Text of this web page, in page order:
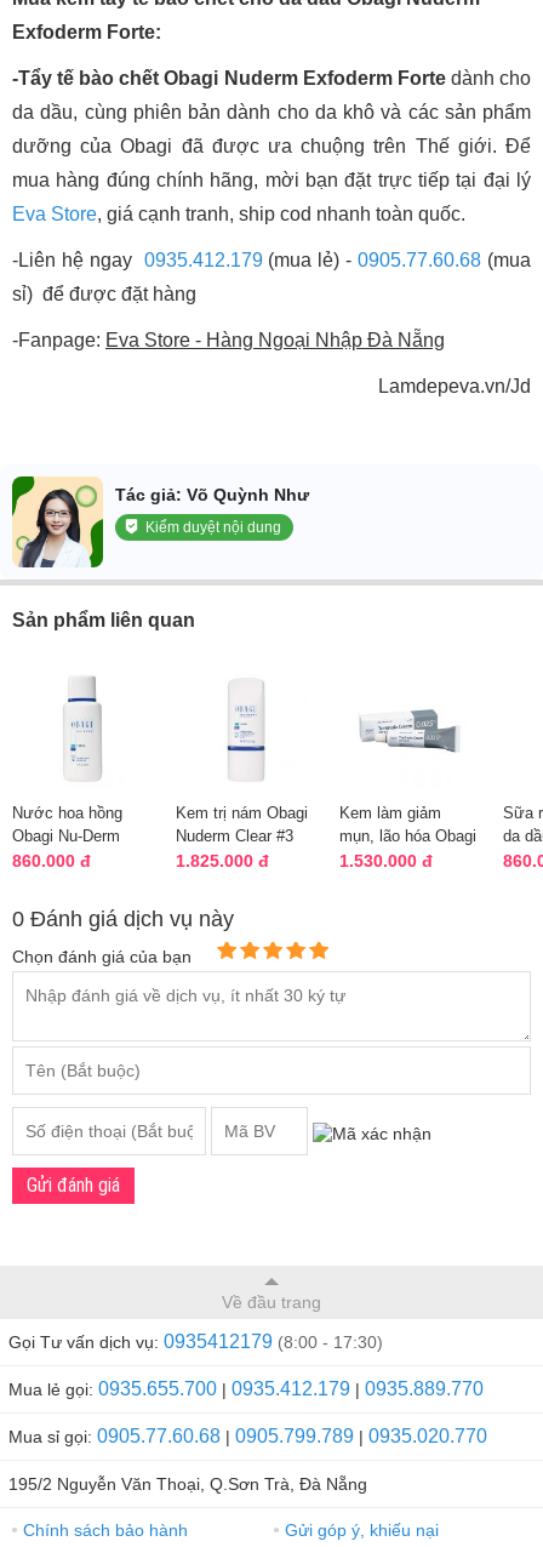
Exfoderm Forte:
-Tẩy tế bào chết Obagi Nuderm Exfoderm Forte dành cho
da dầu, cùng phiên bản dành cho da khô và các sản phẩm
dưỡng của Obagi đã được ưa chuộng trên Thế giới. Để
mua hàng đúng chính hãng, mời bạn đặt trực tiếp tại đại lý
Eva Store, giá cạnh tranh, ship cod nhanh toàn quốc.
-Liên hệ ngay 0935.412.179(mua lẻ) -0905.77.60.68 (mua
sỉ) để được đặt hàng
-Fanpage: Eva Store - Hàng Ngoại Nhập Đà Nẵng
Lamdepeva.vn/Jd
Tác giả: Võ Quỳnh Như
Kiểm duyệt nội dung
Sản phẩm liên quan
Nước hoa hồng
Obagi Nu-Derm
Toner của Mỹ chai
860.000 đ
Kem trị nám Obagi
Nuderm Clear #3
tuýp 57g chính
1.825.000 đ
Kem làm giảm
mụn, lão hóa Obagi
Tretinoin Cream
1.530.000 đ
Sữa
da
0 Đánh giá dịch vụ này
Chọn đánh giá của bạn
Gửi đánh giá
Về đầu trang
Gọi Tư vấn dịch vụ: 0935412179 (8:00 - 17:30)
Mua lẻ gọi: 0935.655.700 | 0935.412.179 | 0935.889.770
Mua sỉ gọi: 0905.77.60.68 | 0905.799.789 | 0935.020.770
195/2 Nguyễn Văn Thoại, Q.Sơn Trà, Đà Nẵng
● Chính sách bảo hành ● Gửi góp ý, khiếu nại